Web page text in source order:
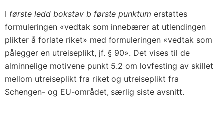
I første ledd bokstav b første punktum erstattes
formuleringen «vedtak som innebærer at utlendingen
plikter å forlate riket» med formuleringen «vedtak som
pålegger en utreiseplikt, jf. § 90». Det vises til de
alminnelige motivene punkt 5.2 om lovfesting av skillet
mellom utreiseplikt fra riket og utreiseplikt fra
Schengen- og EU-området, særlig siste avsnitt.